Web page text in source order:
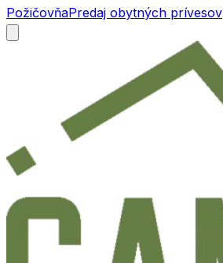
PožičovňaPredaj obytných prívesov